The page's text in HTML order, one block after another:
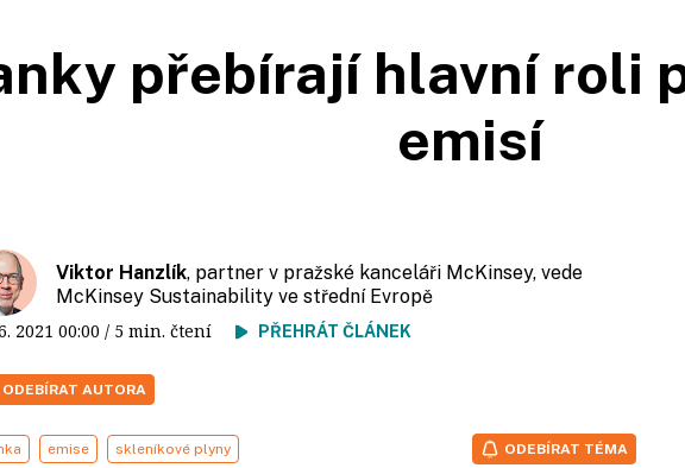
přebírají hlavní roli
emisí
Viktor Hanzlík, partner v pražské kanceláři McKinsey, vede
McKinsey Sustainability ve střední Evropě
2021 00:00 / 5 min. čtení PŘEHRÁT ČLÁNEK
ODEBÍRAT AUTORA
emise skleníkové plyny ODEBÍRAT TÉMA